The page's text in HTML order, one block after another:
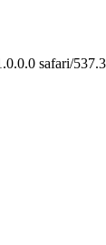
safari/